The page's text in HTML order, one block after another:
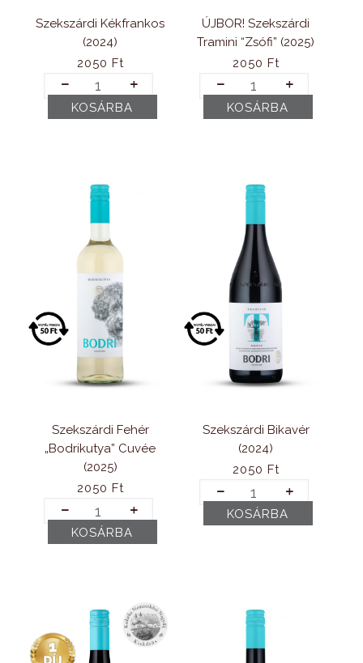
Szekszárdi Kékfrankos
(2024)
2050 Ft
Szekszárdi
Kékfrankos
(2024)
KOSÁRBA
ÚJBOR! Szekszárdi
Tramini “Zsófi” (2025)
2050 Ft
ÚJBOR!
Szekszárdi
Tramini
KOSÁRBA
Szekszárdi Fehér
„Bodrikutya” Cuvée
(2025)
2050 Ft
Szekszárdi
Fehér
„Bodrikutya”
KOSÁRBA
Szekszárdi Bikavér
(2024)
2050 Ft
Szekszárdi
Bikavér
(2024)
KOSÁRBA